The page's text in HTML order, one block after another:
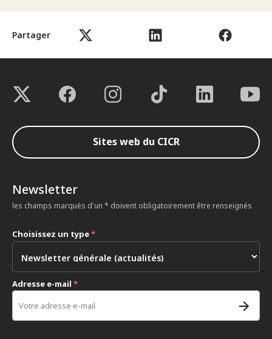
Partager
Sites web du CICR
Newsletter
les champs marqués d'un * doivent obligatoirement être renseignés
Choisissez un type*
Adresse e-mail *